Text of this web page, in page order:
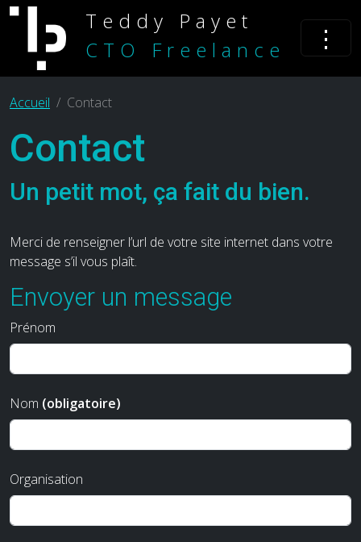
Teddy Payet
CTO Freelance
⋮
Accueil Contact
Contact
Un petit mot, ça fait du bien.
Merci de renseigner l’url de votre site internet dans votre
message s’il vous plaît.
Envoyer un message
Prénom
Nom (obligatoire)
Organisation